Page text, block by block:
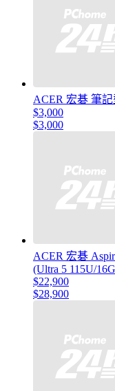
ACER 宏碁 筆
$3,000
$3,000
ACER 宏碁
(Ultra 5 115U/
$22,900
$28,900